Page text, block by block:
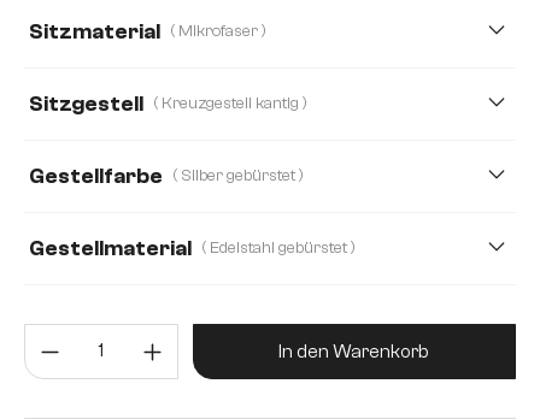
Sitzmaterial ( Mikrofaser )
Strukturstoff Soft Teddystoff
Sitzgestell ( Kreuzgestell kantig )
Gestellfarbe ( Silber gebürstet )
Gestellmaterial ( Edelstahl gebürstet )
Metall Produkt Anzahl: Gib den
In den Warenkorb